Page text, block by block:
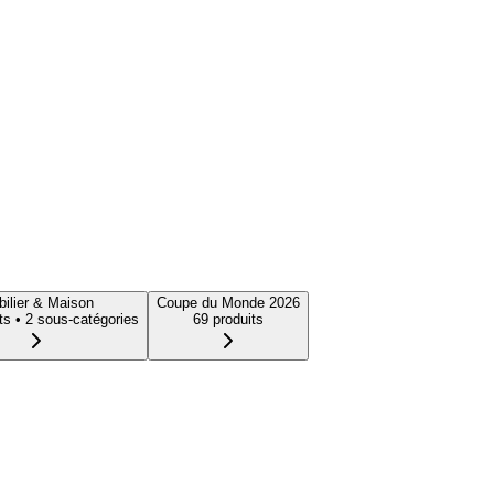
& Maison
s • 2 sous-catégories
Coupe du Monde 2026
69 produits